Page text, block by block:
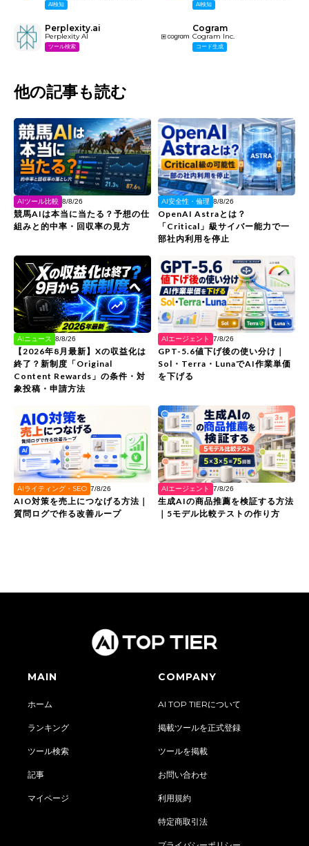
AI検知 AI検知
Perplexity.ai
Perplexity AI
ツール検索
Cogram
Cogram Inc.
コード生成
他の記事も読む
AIツール比較 8/8/26
競馬AIは本当に当たる？予想の仕
組みと的中率・回収率の見方
AI安全性・倫理 8/8/26
OpenAI Astraとは？
「Critical」級サイバー能力で一
部社内利用を停止
AIニュース 8/8/26
【2026年8月最新】Xの収益化は
終了？新制度「Original
Content Rewards」の条件・対
象投稿・申請方法
AIエージェント 7/8/26
GPT-5.6値下げ後の使い分け｜
Sol・Terra・LunaでAI作業単価
を下げる
AIライティング・SEO 7/8/26
AIO対策を売上につなげる方法｜
質問ログで作る改善ループ
AIエージェント 7/8/26
生成AIの商品推薦を検証する方法
｜5モデル比較テストの作り方
MAIN
ホーム
ランキング
ツール検索
記事
マイページ
COMPANY
AI TOP TIERについて
掲載ツールを正式登録
ツールを掲載
お問い合わせ
利用規約
特定商取引法